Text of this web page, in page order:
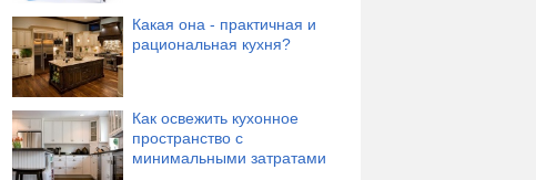
Какая она - практичная и
рациональная кухня?
Как освежить кухонное
пространство с
минимальными затратами